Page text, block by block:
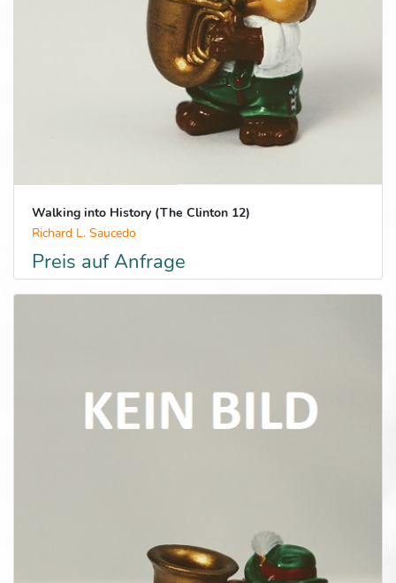
Walking into History (The Clinton 12)
Richard L. Saucedo
Preis auf Anfrage